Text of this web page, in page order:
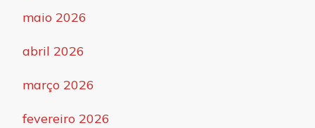
maio 2026
abril 2026
março 2026
fevereiro 2026